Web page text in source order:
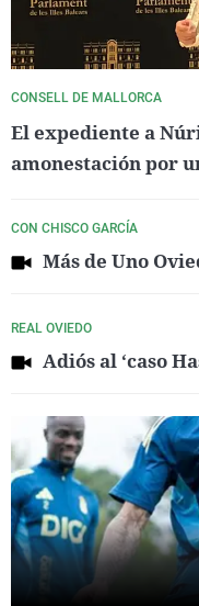
CONSELL DE MALLORCA
El expediente a
amonestación por
CON CHISCO GARCÍA
Más de Uno
REAL OVIEDO
Adiós al ‘caso